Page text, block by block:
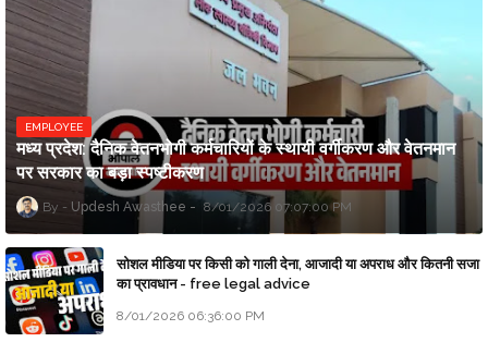
EMPLOYEE
मध्य प्रदेश: दैनिक वेतनभोगी कर्मचारियों के स्थायी वर्गीकरण और वेतनमान
पर सरकार का बड़ा स्पष्टीकरण
Updesh Awasthee 8/01/2026 07:07:00 PM
सोशल मीडिया पर किसी को गाली देना, आजादी या अपराध और कितनी सजा
का प्रावधान - free legal advice
8/01/2026 06:36:00 PM